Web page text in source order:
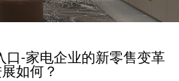
口-家电企业的新零售变革
如何？